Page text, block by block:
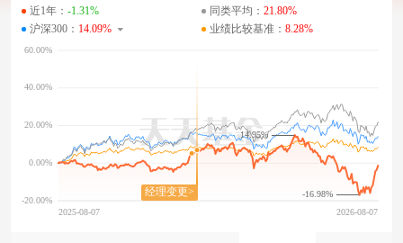
近1年： -1.31% 同类平均： 21.80%
沪深300： 14.09% 业绩比较基准： 8.28%
-16.98%
14.95%